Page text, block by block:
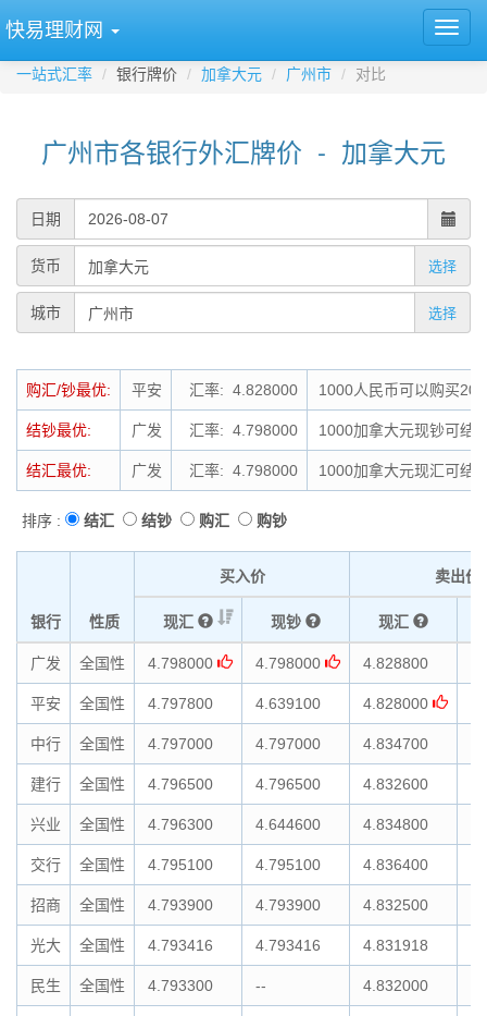
快易理财网
一站式汇率 银行牌价 加拿大元 广州市 对比
广州市各银行外汇牌价 - 加拿大元
日期
货币 选择
城市 选择
购汇/钞最优: 平安 汇率: 4.828000 1000人民币可以购买
结钞最优: 广发 汇率: 4.798000 1000加拿大元现钞可结
结汇最优: 广发 汇率: 4.798000 1000加拿大元现汇可结
排序 : 结汇 结钞 购汇 购钞
银行 性质
买入价 卖出价
现汇 现钞 现汇
广发 全国性 4.798000 4.798000 4.828800
平安 全国性 4.797800 4.639100 4.828000
中行 全国性 4.797000 4.797000 4.834700
建行 全国性 4.796500 4.796500 4.832600
兴业 全国性 4.796300 4.644600 4.834800
交行 全国性 4.795100 4.795100 4.836400
招商 全国性 4.793900 4.793900 4.832500
光大 全国性 4.793416 4.793416 4.831918
民生 全国性 4.793300 -- 4.832000